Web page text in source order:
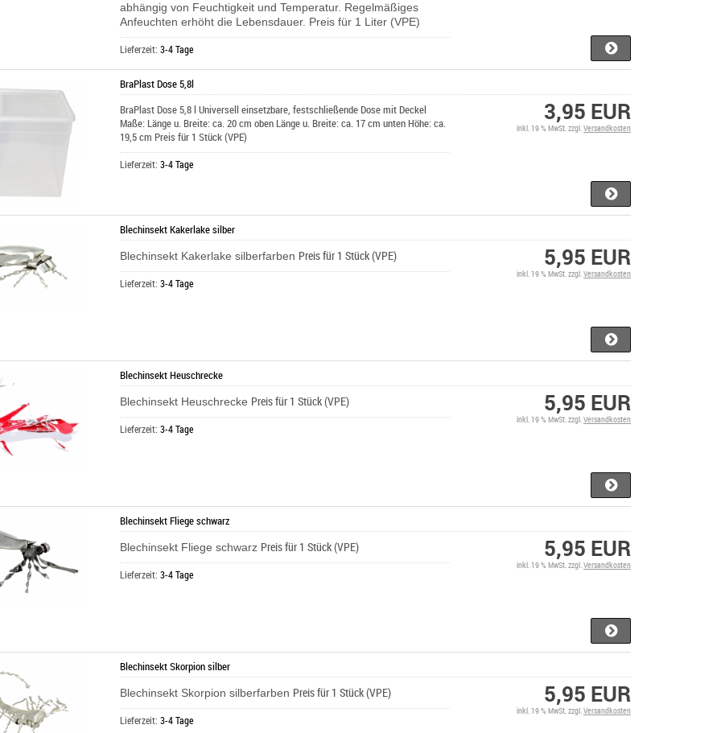
abhängig von Feuchtigkeit und Temperatur. Regelmäßiges
Anfeuchten erhöht die Lebensdauer. Preis für 1 Liter (VPE)
Lieferzeit:3-4 Tage
BraPlast Dose 5,8l
BraPlast Dose 5,8 l Universell einsetzbare, festschließende Dose mit Deckel
Maße: Länge u. Breite: ca. 20 cm oben Länge u. Breite: ca. 17 cm unten Höhe: ca.
19,5 cm Preis für 1 Stück (VPE)
Lieferzeit:3-4 Tage
3,95 EUR
inkl. 19 % MwSt. zzgl.Versandkosten
Blechinsekt Kakerlake silber
Blechinsekt Kakerlake silberfarben Preis für 1 Stück (VPE)
Lieferzeit:3-4 Tage
5,95 EUR
inkl. 19 % MwSt. zzgl.Versandkosten
Blechinsekt Heuschrecke
Blechinsekt Heuschrecke Preis für 1 Stück (VPE)
Lieferzeit:3-4 Tage
5,95 EUR
inkl. 19 % MwSt. zzgl.Versandkosten
Blechinsekt Fliege schwarz
Blechinsekt Fliege schwarz Preis für 1 Stück (VPE)
Lieferzeit:3-4 Tage
5,95 EUR
inkl. 19 % MwSt. zzgl.Versandkosten
Blechinsekt Skorpion silber
Blechinsekt Skorpion silberfarben Preis für 1 Stück (VPE)
Lieferzeit:3-4 Tage
5,95 EUR
inkl. 19 % MwSt. zzgl.Versandkosten